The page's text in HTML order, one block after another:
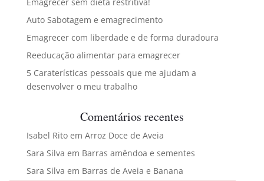
Emagrecer sem dieta restritiva!
Auto Sabotagem e emagrecimento
Emagrecer com liberdade e de forma duradoura
Reeducação alimentar para emagrecer
5 Caraterísticas pessoais que me ajudam a
desenvolver o meu trabalho
Comentários recentes
Isabel Ritoem Arroz Doce de Aveia
Sara Silva em Barras amêndoa e sementes
Sara Silva em Barras de Aveia e Banana